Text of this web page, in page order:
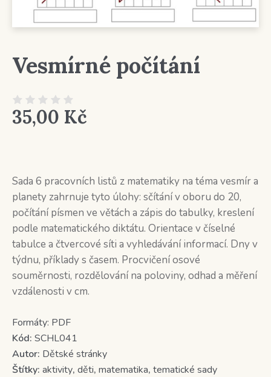
Vesmírné počítání
35,00 Kč
Sada 6 pracovních listů z matematiky na téma vesmír a
planety zahrnuje tyto úlohy: sčítání v oboru do 20,
počítání písmen ve větách a zápis do tabulky, kreslení
podle matematického diktátu. Orientace v číselné
tabulce a čtvercové síti a vyhledávání informací. Dny v
týdnu, příklady s časem. Procvičení osové
souměrnosti, rozdělování na poloviny, odhad a měření
vzdálenosti v cm.
Formáty: PDF
Kód: SCHL041
Autor: Dětské stránky
Štítky: aktivity, děti, matematika, tematické sady